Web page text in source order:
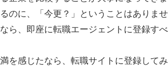
のに、「今更？」ということはありま
ら、即座に転職エージェントに登録すべ
を感じたなら、転職サイトに登録して